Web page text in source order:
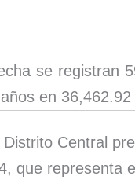
se registran
en
Distrito Central
que representa